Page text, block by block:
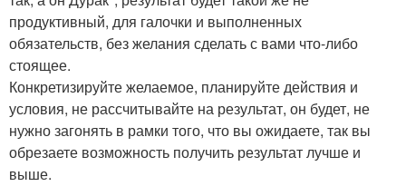
продуктивный, для галочки и выполненных
обязательств, без желания сделать с вами что-либо
стоящее.
Конкретизируйте желаемое, планируйте действия и
условия, не рассчитывайте на результат, он будет, не
нужно загонять в рамки того, что вы ожидаете, так вы
обрезаете возможность получить результат лучше и
выше.